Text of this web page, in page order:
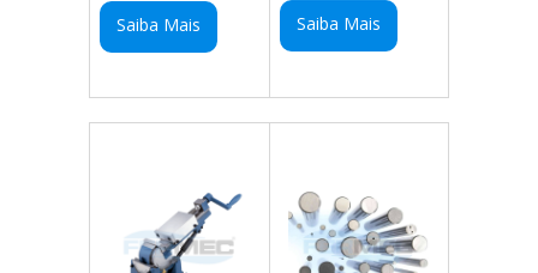
Saiba Mais Saiba Mais